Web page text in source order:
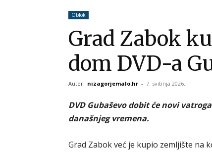
Oblok
Grad Zabok
dom DVD-a
Autor: nizagorjemalo.hr - 7. svibnja 2026.
DVD Gubaševo dobit će novi
današnjeg vremena.
Grad Zabok već je kupio zemljište na